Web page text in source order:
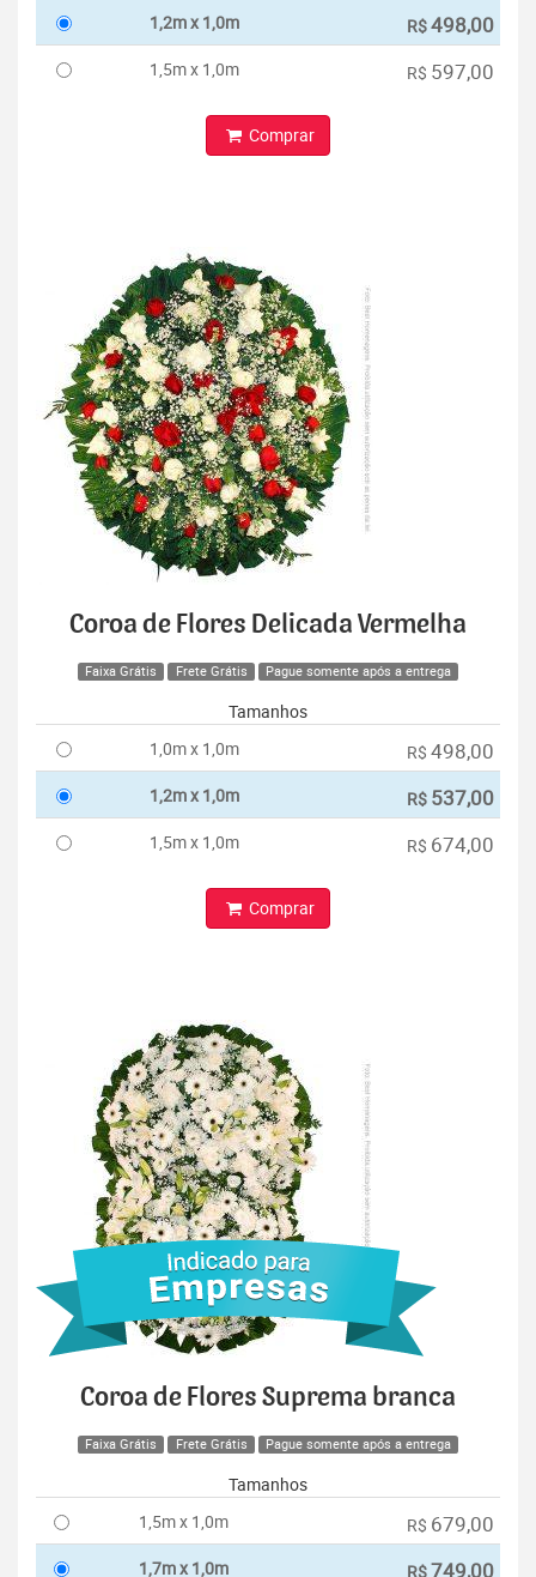
1,2m x 1,0m R$498,00
1,5m x 1,0m R$ 597,00
Comprar
Coroa de Flores Delicada Vermelha
Faixa Grátis Frete Grátis Pague somente após a entrega
Tamanhos
1,0m x 1,0m
R$ 498,00
1,2m x 1,0m R$ 537,00
1,5m x 1,0m R$ 674,00
Comprar
Coroa de Flores Suprema branca
Faixa Grátis Frete Grátis Pague somente após a entrega
Tamanhos
1,5m x 1,0m
R$ 679,00
1,7m x 1,0m R$749,00